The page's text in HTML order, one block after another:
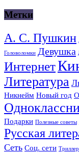
Метки
А. С. Пушкин
Головоломки Девушка
Интернет
Литература
Никнейм Новый год
Подарки Полезные советы
Русская
Сеть Соц. сети Триллер